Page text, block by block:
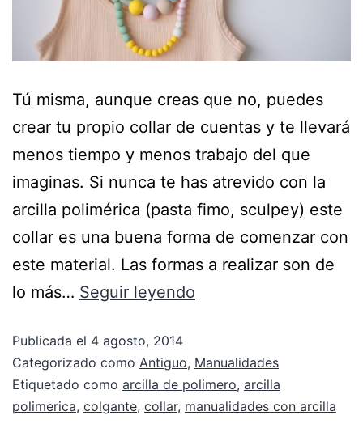
Tú misma, aunque creas que no, puedes
crear tu propio collar de cuentas y te llevará
menos tiempo y menos trabajo del que
imaginas. Si nunca te has atrevido con la
arcilla polimérica (pasta fimo, sculpey) este
collar es una buena forma de comenzar con
este material. Las formas a realizar son de
lo más… Seguir leyendo
Publicada el 4 agosto, 2014
Categorizado como Antiguo, Manualidades
Etiquetado como arcilla de polimero, arcilla
polimerica, colgante, collar, manualidades con arcilla